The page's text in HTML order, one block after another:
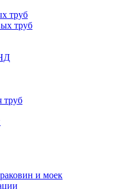
труб
труб
труб
и моек